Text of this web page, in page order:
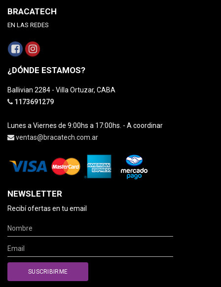
BRACATECH
EN LAS REDES
¿DÓNDE ESTAMOS?
Ballivian 2284 - Villa Ortuzar, CABA
1173691279
Lunes a Viernes de 9:00hs a 17:00hs. - A coordinar
ventas@bracatech.com.ar
NEWSLETTER
Recibí ofertas en tu email